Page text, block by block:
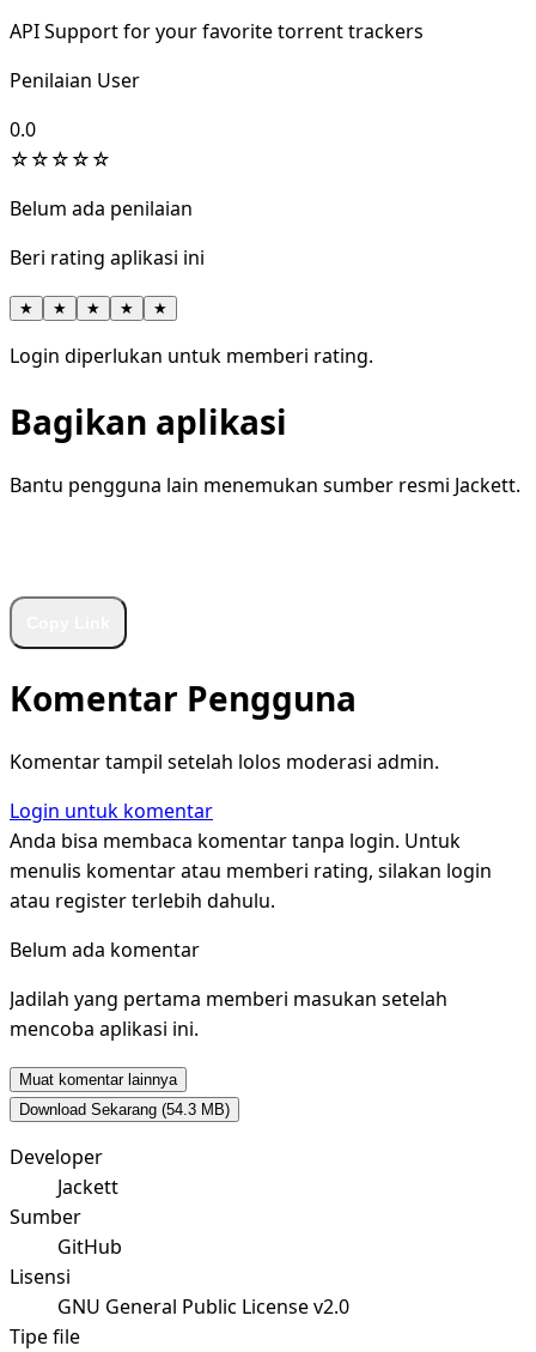
API Support for your favorite torrent trackers
Penilaian User
0.0
☆☆☆☆☆
Belum ada penilaian
Beri rating aplikasi ini
★ ★ ★ ★ ★
Login diperlukan untuk memberi rating.
Bagikan aplikasi
Bantu pengguna lain menemukan sumber resmi Jackett.
Komentar Pengguna
Komentar tampil setelah lolos moderasi admin.
Login untuk komentar
Anda bisa membaca komentar tanpa login. Untuk
menulis komentar atau memberi rating, silakan login
atau register terlebih dahulu.
Belum ada komentar
Jadilah yang pertama memberi masukan setelah
mencoba aplikasi ini.
Muat komentar lainnya
Download Sekarang (54.3 MB)
Developer
Jackett
Sumber
GitHub
Lisensi
GNU General Public License v2.0
Tipe file